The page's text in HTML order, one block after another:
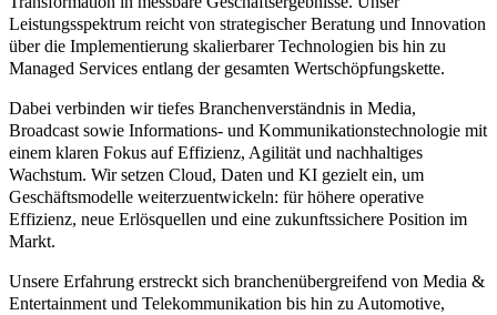
Leistungsspektrum reicht von strategischer Beratung und Innovation
über die Implementierung skalierbarer Technologien bis hin zu
Managed Services entlang der gesamten Wertschöpfungskette.
Dabei verbinden wir tiefes Branchenverständnis in Media,
Broadcast sowie Informations- und Kommunikationstechnologie mit
einem klaren Fokus auf Effizienz, Agilität und nachhaltiges
Wachstum. Wir setzen Cloud, Daten und KI gezielt ein, um
Geschäftsmodelle weiterzuentwickeln: für höhere operative
Effizienz, neue Erlösquellen und eine zukunftssichere Position im
Markt.
Unsere Erfahrung erstreckt sich branchenübergreifend von Media &
Entertainment und Telekommunikation bis hin zu Automotive,